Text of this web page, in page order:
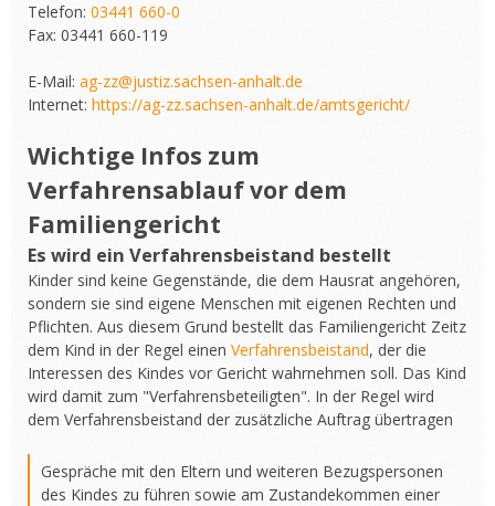
Telefon: 03441 660-0
Fax: 03441 660-119
E-Mail: ag-zz@justiz.sachsen-anhalt.de
Internet: https://ag-zz.sachsen-anhalt.de/amtsgericht/
Wichtige Infos zum
Verfahrensablauf vor dem
Familiengericht
Es wird ein Verfahrensbeistand bestellt
Kinder sind keine Gegenstände, die dem Hausrat angehören,
sondern sie sind eigene Menschen mit eigenen Rechten und
Pflichten. Aus diesem Grund bestellt das Familiengericht Zeitz
dem Kind in der Regel einen Verfahrensbeistand, der die
Interessen des Kindes vor Gericht wahrnehmen soll. Das Kind
wird damit zum "Verfahrensbeteiligten". In der Regel wird
dem Verfahrensbeistand der zusätzliche Auftrag übertragen
Gespräche mit den Eltern und weiteren Bezugspersonen
des Kindes zu führen sowie am Zustandekommen einer